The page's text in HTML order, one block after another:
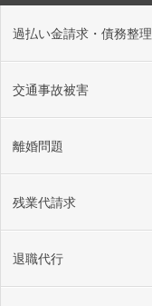
過払い金請求・債務整理
交通事故被害
離婚問題
残業代請求
退職代行